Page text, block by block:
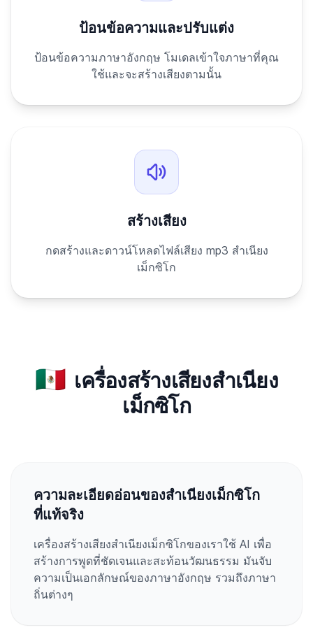
ป้อนข้อความและปรับแต่ง
ป้อนข้อความภาษาอังกฤษ โมเดลเข้าใจภาษาที่คุณ
ใช้และจะสร้างเสียงตามนั้น
สร้างเสียง
กดสร้างและดาวน์โหลดไฟล์เสียง mp3 สำเนียง
เม็กซิโก
🇲🇽 เครื่องสร้างเสียงสำเนียง
เม็กซิโก
ความละเอียดอ่อนของสำเนียงเม็กซิโก
ที่แท้จริง
เครื่องสร้างเสียงสำเนียงเม็กซิโกของเราใช้ AI เพื่อ
สร้างการพูดที่ชัดเจนและสะท้อนวัฒนธรรม มันจับ
ความเป็นเอกลักษณ์ของภาษาอังกฤษ รวมถึงภาษา
ถิ่นต่างๆ